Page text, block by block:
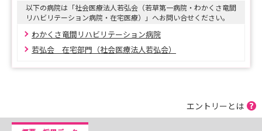
以下の病院は「社会医療法人若弘会（若草第一病院・わかくさ竜間
リハビリテーション病院・在宅医療）」へお問い合せください。
わかくさ竜間リハビリテーション病院
若弘会 在宅部門（社会医療法人若弘会）
エントリーとは